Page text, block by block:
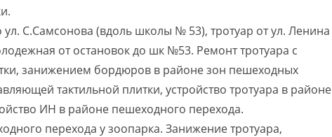
С.Самсонова (вдоль школы № 53), тротуар от ул. Ленина
от остановок до шк №53. Ремонт тротуара с
занижением бордюров в районе зон пешеходных
тактильной плитки, устройство тротуара в районе
ИН в районе пешеходного перехода.
перехода у зоопарка. Занижение тротуара,